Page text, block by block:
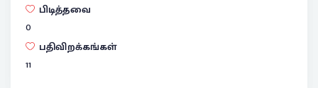
பிடித்தவை
0
பதிவிறக்கங்கள்
11